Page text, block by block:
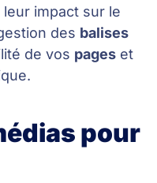
impact sur le
des balises
de vos pages et
pour